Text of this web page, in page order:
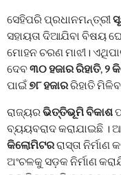
ସେହିପରି ପ୍ରଧାନମନ୍ତ୍ରୀ
ସହାୟତା ଦିଆଯିବା ବିଷୟ
ମୋହନ ଚରଣ ମାଝୀ।
ଦେବ୩୦ ହଜାର ରିହାତି,୨
ପାଇଁ୭୮ ହଜାରରିହାତି
ରାଜ୍ୟର ଭିତ୍ତିଭୂମି ବିକାଶ
ବ୍ୟୟବରାଦ କରାଯାଇଛି ।
କିଲୋମିଟରରାସ୍ତା
ଅଂଚଳକୁ ସଡ଼କ ନିର୍ମାଣ